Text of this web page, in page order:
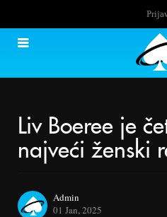
Liv Boeree je
najveći ženski
Admin
01 Jan, 2025